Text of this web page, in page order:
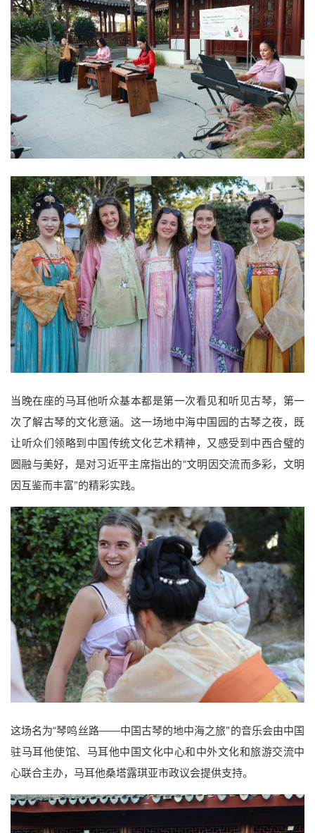
当晚在座的马耳他听众基本都是第一次看见和听见古琴，第一
次了解古琴的文化意涵。这一场地中海中国园的古琴之夜，既
让听众们领略到中国传统文化艺术精神，又感受到中西合璧的
圆融与美好，是对习近平主席指出的“文明因交流而多彩，文明
因互鉴而丰富”的精彩实践。
这场名为“琴鸣丝路——中国古琴的地中海之旅”的音乐会由中国
驻马耳他使馆、马耳他中国文化中心和中外文化和旅游交流中
心联合主办，马耳他桑塔露琪亚市政议会提供支持。